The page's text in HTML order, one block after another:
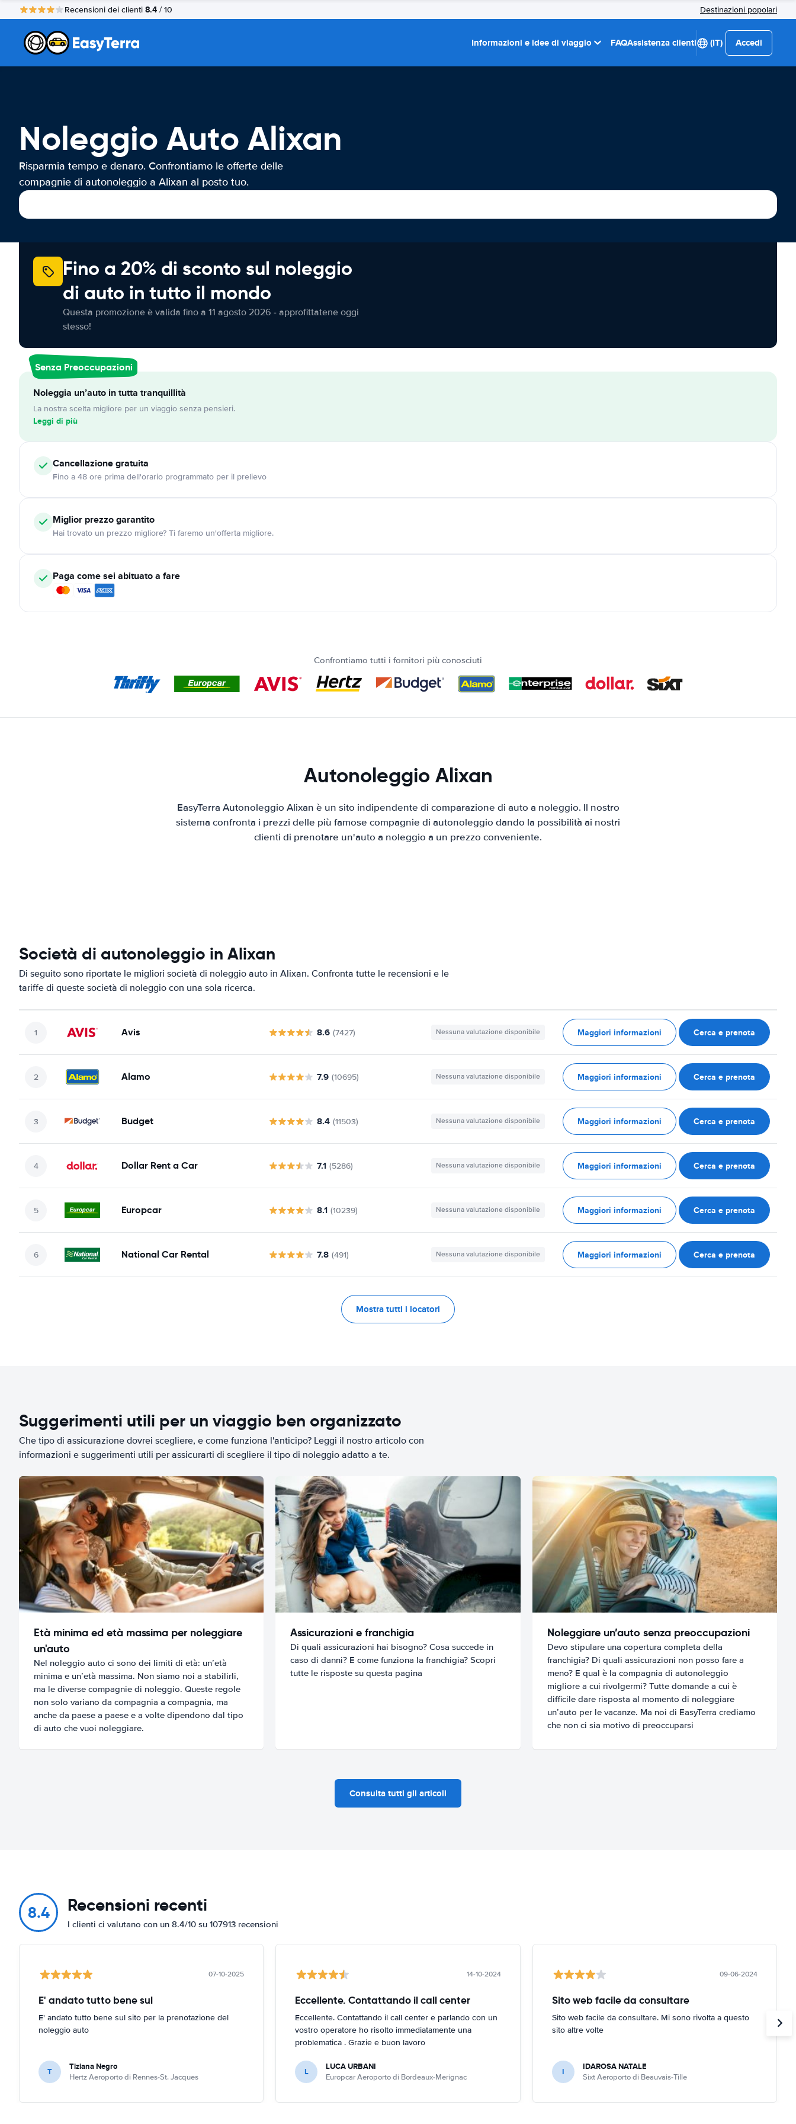
Recensioni dei clienti 8.4 / 10 Destinazioni popolari
Informazioni e idee di viaggio FAQAssistenza clienti (IT) Accedi
Noleggio Auto Alixan
Risparmia tempo e denaro. Confrontiamo le offerte delle
compagnie di autonoleggio a Alixan al posto tuo.
Fino a 20% di sconto sul noleggio
di auto in tutto il mondo
Questa promozione è valida fino a 11 agosto 2026 - approfittatene oggi
stesso!
Senza Preoccupazioni
Noleggia un’auto in tutta tranquillità
La nostra scelta migliore per un viaggio senza pensieri.
Leggi di più
Cancellazionegratuita
Fino a 48 ore prima dell'orario programmato per il prelievo
Miglior prezzo garantito
Hai trovato un prezzo migliore? Ti faremo un'offerta migliore.
Paga come sei abituato a fare
Confrontiamo tutti i fornitori più conosciuti
Autonoleggio Alixan
EasyTerra Autonoleggio Alixan è un sito indipendente di comparazione di auto a noleggio. Il nostro
sistema confronta i prezzi delle più famose compagnie di autonoleggio dando la possibilità ai nostri
clienti di prenotare un'auto a noleggio a un prezzo conveniente.
Società di autonoleggio in Alixan
Di seguito sono riportate le migliori società di noleggio auto in Alixan. Confronta tutte le recensioni e le
tariffe di queste società di noleggio con una sola ricerca.
Avis 8.6 (7427) Nessuna valutazione disponibile Maggiori informazioni Cerca e prenota
Alamo 7.9 (10695) Nessuna valutazione disponibile Maggiori informazioni Cerca e prenota
Budget 8.4 (11503) Nessuna valutazione disponibile Maggiori informazioni Cerca e prenota
Dollar Rent a Car 7.1 (5286) Nessuna valutazione disponibile Maggiori informazioni Cerca e prenota
Europcar 8.1 (10239) Nessuna valutazione disponibile Maggiori informazioni Cerca e prenota
National Car Rental 7.8 (491) Nessuna valutazione disponibile Maggiori informazioni Cerca e prenota
Mostra tutti i locatori
Suggerimenti utili per un viaggio ben organizzato
Che tipo di assicurazione dovrei scegliere, e come funziona l'anticipo? Leggi il nostro articolo con
informazioni e suggerimenti utili per assicurarti di scegliere il tipo di noleggio adatto a te.
Età minima ed età massima per noleggiare
un'auto
Nel noleggio auto ci sono dei limiti di età: un’età
minima e un’età massima. Non siamo noi a stabilirli,
ma le diverse compagnie di noleggio. Queste regole
non solo variano da compagnia a compagnia, ma
anche da paese a paese e a volte dipendono dal tipo
di auto che vuoi noleggiare.
Assicurazioni e franchigia
Di quali assicurazioni hai bisogno? Cosa succede in
caso di danni? E come funziona la franchigia? Scopri
tutte le risposte su questa pagina
Noleggiare un’auto senza preoccupazioni
Devo stipulare una copertura completa della
franchigia? Di quali assicurazioni non posso fare a
meno? E qual è la compagnia di autonoleggio
migliore a cui rivolgermi? Tutte domande a cui è
difficile dare risposta al momento di noleggiare
un’auto per le vacanze. Ma noi di EasyTerra crediamo
che non ci sia motivo di preoccuparsi
Consulta tutti gli articoli
8.4 Recensioni recenti
I clienti ci valutano con un 8.4/10 su 107913 recensioni
07-10-2025
E' andato tutto bene sul
E' andato tutto bene sul sito per la prenotazione del
noleggio auto
T Tiziana Negro
Hertz Aeroporto di Rennes-St. Jacques
14-10-2024
Eccellente. Contattando il call center
Eccellente. Contattando il call center e parlando con un
vostro operatore ho risolto immediatamente una
problematica . Grazie e buon lavoro
L LUCA URBANI
Europcar Aeroporto di Bordeaux-Merignac
09-06-2024
Sito web facile da consultare
Sito web facile da consultare. Mi sono rivolta a questo
sito altre volte
I IDAROSA NATALE
Sixt Aeroporto di Beauvais-Tille